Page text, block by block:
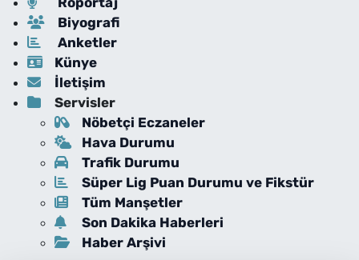
Biyografi
Anketler
Künye
İletişim
Servisler
Nöbetçi Eczaneler
Hava Durumu
Trafik Durumu
Süper Lig Puan Durumu ve Fikstür
Tüm Manşetler
Son Dakika Haberleri
Haber Arşivi